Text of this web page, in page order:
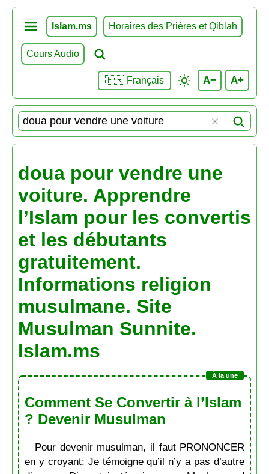
Islam.ms Horaires des Prières et Qiblah
Cours Audio
🇫🇷 Français A− A+
doua pour vendre une
voiture. Apprendre
l’Islam pour les convertis
et les débutants
gratuitement.
Informations religion
musulmane. Site
Musulman Sunnite.
Islam.ms
Comment Se Convertir à l’Islam
? Devenir Musulman
Pour devenir musulman, il faut PRONONCER
en y croyant: Je témoigne qu’il n’y a pas d’autre